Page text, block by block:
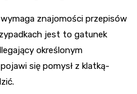
znajomości przepisów
jest to gatunek
określonym
się pomysł z klatką-